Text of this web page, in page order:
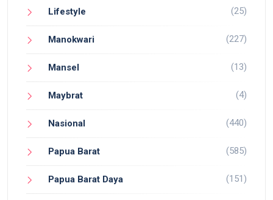
Lifestyle (25)
Manokwari (227)
Mansel (13)
Maybrat (4)
Nasional (440)
Papua Barat (585)
Papua Barat Daya (151)